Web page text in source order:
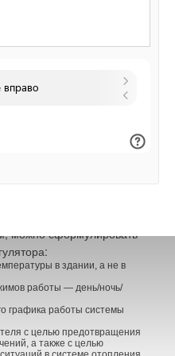
и дальнейшей
производиться не только по
показывает опыт
измеряемых
входящие в состав УУТЭ,
за интервал
можно сформулировать
в здании, а не в
работы — день/ночь/
графика работы системы
с целью предотвращения
а также с целью